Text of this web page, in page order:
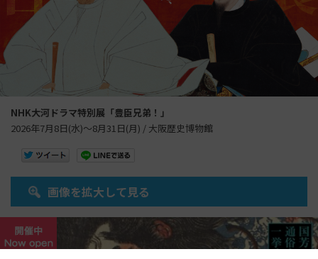
NHK大河ドラマ特別展「豊臣兄弟！」
2026年7月8日(水)～8月31日(月) / 大阪歴史博物館
画像を拡大して見る